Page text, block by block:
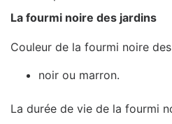
La fourmi noire des jardins
Couleur de la fourmi noire
noir ou marron.
La durée de vie de la fourmi